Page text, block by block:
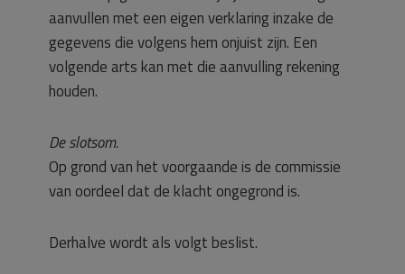
aanvullen met een eigen verklaring inzake de
gegevens die volgens hem onjuist zijn. Een
volgende arts kan met die aanvulling rekening
houden.
De slotsom.
Op grond van het voorgaande is de commissie
van oordeel dat de klacht ongegrond is.
Derhalve wordt als volgt beslist.